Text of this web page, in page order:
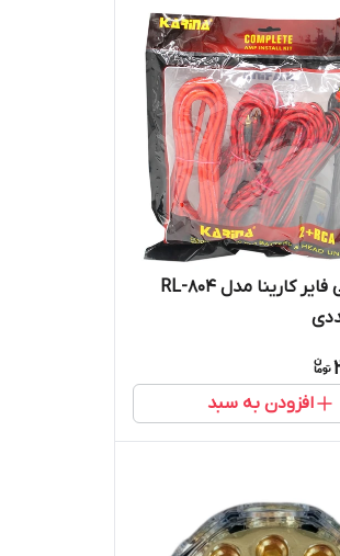
کابل آمپلی فایر کارینا مدل RL-804
افزودن به سبد